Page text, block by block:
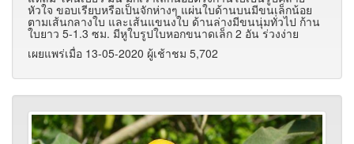
หัวใจ ขอบเรียบหรือเป็นจักห่างๆ แผ่นใบด้านบนมีขนเล็กน้อย
ตามเส้นกลางใบ และเส้นแขนงใบ ด้านล่างมีขนนุ่มทั่วไป ก้าน
ใบยาว 5-1.3 ซม. มีหูใบรูปใบหอกขนาดเล็ก 2 อัน ร่วงง่าย
เผยแพร่เมื่อ 13-05-2020 ผู้เช้าชม 5,702